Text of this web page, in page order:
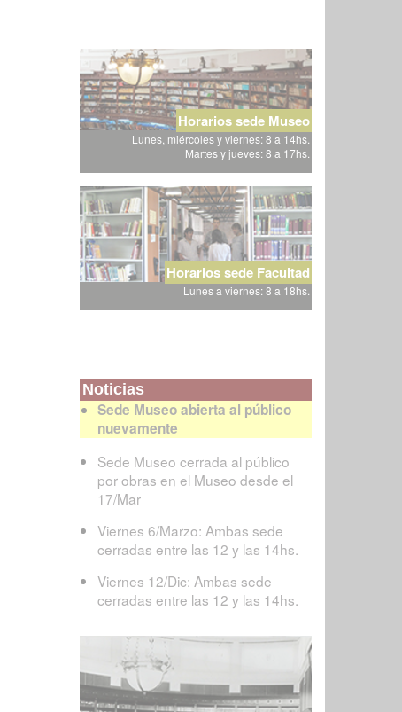
Horarios sede Museo
Lunes, miércoles y viernes: 8 a 14hs.
Martes y jueves: 8 a 17hs.
Horarios sede Facultad
Lunes a viernes: 8 a 18hs.
Noticias
Sede Museo abierta al público
nuevamente
Sede Museo cerrada al público
por obras en el Museo desde el
17/Mar
Viernes 6/Marzo: Ambas sede
cerradas entre las 12 y las 14hs.
Viernes 12/Dic: Ambas sede
cerradas entre las 12 y las 14hs.